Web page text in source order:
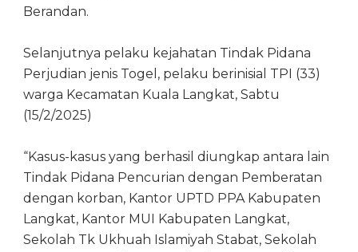
Berandan.
Selanjutnya pelaku kejahatan Tindak Pidana
Perjudian jenis Togel, pelaku berinisial TPI (33)
warga Kecamatan Kuala Langkat, Sabtu
(15/2/2025)
“Kasus-kasus yang berhasil diungkap antara lain
Tindak Pidana Pencurian dengan Pemberatan
dengan korban, Kantor UPTD PPA Kabupaten
Langkat, Kantor MUI Kabupaten Langkat,
Sekolah Tk Ukhuah Islamiyah Stabat, Sekolah